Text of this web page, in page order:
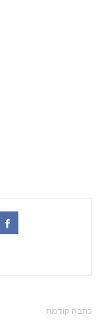
כתבה קודמת